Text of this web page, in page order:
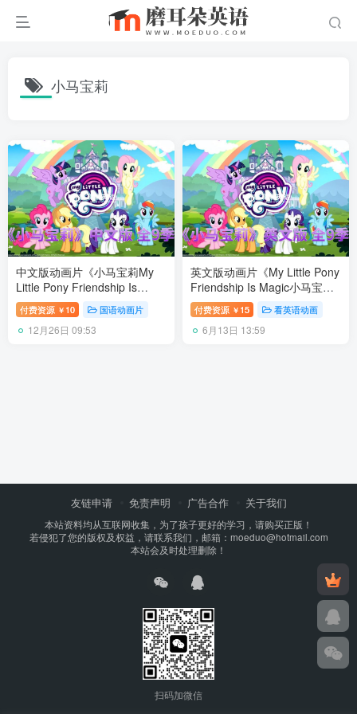
小马宝莉
中文版动画片《小马宝莉My
Little Pony Friendship Is
Magic》全1-9季共221集，
720P高清视频带中文字幕，百
度网盘下载！
付费资源 ￥ 10 国语动画片
12月26日 09:53
英文版动画片《My Little Pony
Friendship Is Magic小马宝
莉》全1-9季共221集，1080P
高清视频带英文字幕，百度网
盘下载！
付费资源 ￥ 15 看英语动画
6月13日 13:59
友链申请 免责声明 广告合作 关于我们
本站资料均从互联网收集，为了孩子更好的学习，请购买正版！
若侵犯了您的版权及权益，请联系我们，邮箱：moeduo@hotmail.com
本站会及时处理删除！
扫码加微信